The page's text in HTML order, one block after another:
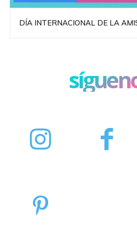
DÍA INTERNACIONAL DE LA